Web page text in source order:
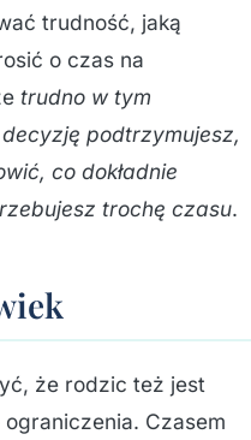
trudność, jaką
o czas na
trudno w tym
podtrzymujesz,
co dokładnie
trochę czasu.
że rodzic też jest
Czasem